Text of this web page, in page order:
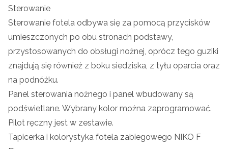
Sterowanie
Sterowanie fotela odbywa się za pomocą przycisków
umieszczonych po obu stronach podstawy,
przystosowanych do obsługi nożnej, oprócz tego guziki
znajdują się również z boku siedziska, z tyłu oparcia oraz
na podnóżku.
Panel sterowania nożnego i panel wbudowany są
podświetlane. Wybrany kolor można zaprogramować.
Pilot ręczny jest w zestawie.
Tapicerka i kolorystyka fotela zabiegowego NIKO F